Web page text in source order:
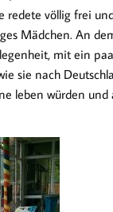
redete völlig frei
Mädchen. An
mit ein
sie nach
leben würden und